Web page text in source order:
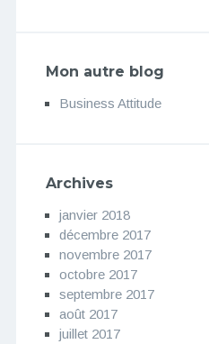
Mon autre blog
Business Attitude
Archives
janvier 2018
décembre 2017
novembre 2017
octobre 2017
septembre 2017
août 2017
juillet 2017